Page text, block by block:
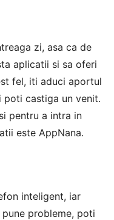
zi, asa ca de
aplicatii si sa oferi
fel, iti aduci aportul
poti castiga un venit.
pentru a intra in
este AppNana.
inteligent, iar
probleme, poti